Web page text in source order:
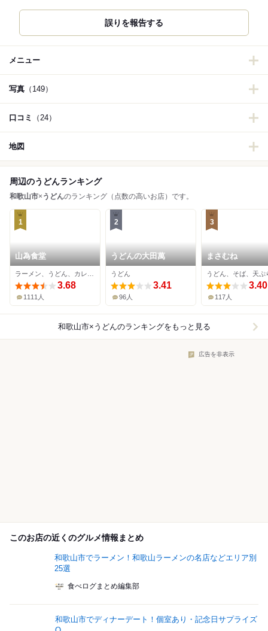
誤りを報告する
メニュー
写真 （149）
口コミ （24）
地図
周辺のうどんランキング
和歌山市× うどんのランキング（点数の高いお店）です。
1
山為食堂
3.68
1111人
2
うどんの大田萬
うどん
3.41
96人
3
まさむね
うどん、そば、天ぷ
3.40
117人
和歌山市×うどんのランキングをもっと見る
広告を非表示
このお店の近くのグルメ情報まとめ
和歌山市でラーメン！和歌山ラーメンの名店などエリア別
25選
食べログまとめ編集部
和歌山市でディナーデート！個室あり・記念日サプライズ